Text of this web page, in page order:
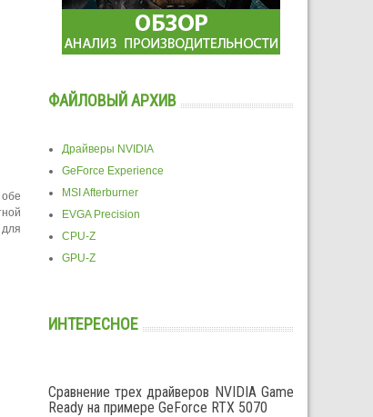
ФАЙЛОВЫЙ АРХИВ
Драйверы NVIDIA
GeForce Experience
MSI Afterburner
EVGA Precision
CPU-Z
GPU-Z
ИНТЕРЕСНОЕ
Сравнение трех драйверов NVIDIA Game
Ready на примере GeForce RTX 5070